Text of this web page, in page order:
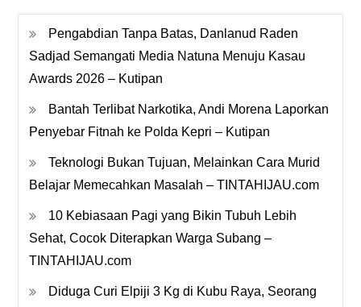
Pengabdian Tanpa Batas, Danlanud Raden
Sadjad Semangati Media Natuna Menuju Kasau
Awards 2026 – Kutipan
Bantah Terlibat Narkotika, Andi Morena Laporkan
Penyebar Fitnah ke Polda Kepri – Kutipan
Teknologi Bukan Tujuan, Melainkan Cara Murid
Belajar Memecahkan Masalah – TINTAHIJAU.com
10 Kebiasaan Pagi yang Bikin Tubuh Lebih
Sehat, Cocok Diterapkan Warga Subang –
TINTAHIJAU.com
Diduga Curi Elpiji 3 Kg di Kubu Raya, Seorang